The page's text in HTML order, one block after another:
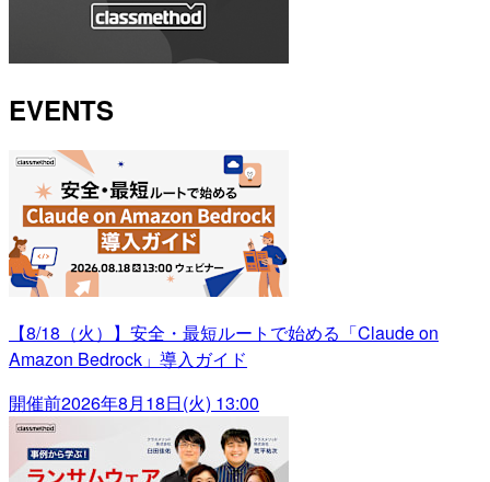
EVENTS
【8/18（火）】安全・最短ルートで始める「Claude on
Amazon Bedrock」導入ガイド
開催前2026年8月18日(火) 13:00